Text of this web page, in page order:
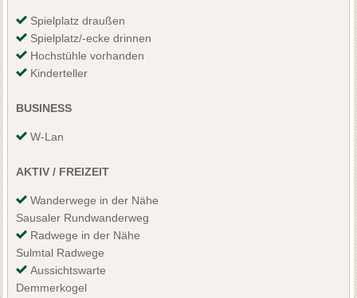
Spielplatz draußen
Spielplatz/-ecke drinnen
Hochstühle vorhanden
Kinderteller
BUSINESS
W-Lan
AKTIV / FREIZEIT
Wanderwege in der Nähe
Sausaler Rundwanderweg
Radwege in der Nähe
Sulmtal Radwege
Aussichtswarte
Demmerkogel